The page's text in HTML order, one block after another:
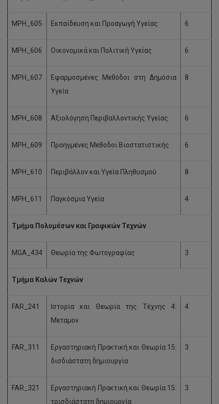
MPH_605 Εκπαίδευση και Προαγωγή Υγείας 6
MPH_606 Οικονομικά και Πολιτική Υγείας 6
MPH_607
Εφαρμοσμένες Μεθόδοι στη Δημόσια
Υγεία
8
MPH_608 Αξιολόγηση Περιβαλλοντικής Υγείας 6
MPH_609 Προηγμένες Μεθοδοι Βιοστατιστικής 6
MPH_610 Περιβάλλον και Υγεία Πληθυσμού 8
MPH_611 Παγκόσμια Υγεία 4
Τμήμα Πολυμέσων και Γραφικών Τεχνών
MGA_434 Θεωρία της Φωτογραφίας 3
Τμήμα Καλών Τεχνών
FAR_241
Ιστορία και Θεωρία της Τέχνης 4:
Μεταμον
4
FAR_311
Εργαστηριακή Πρακτική και Θεωρία 15:
δισδιάστατη δημιουργία
3
FAR_321
Εργαστηριακή Πρακτική και Θεωρία 15:
τρισδιάστατη δημιουργία
3